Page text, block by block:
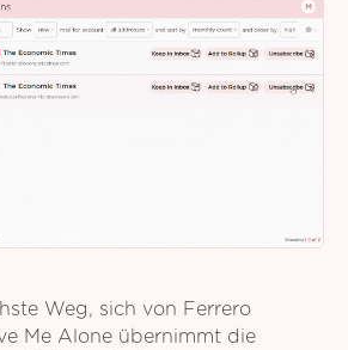
Weg, sich von Ferrero
Me Alone übernimmt die